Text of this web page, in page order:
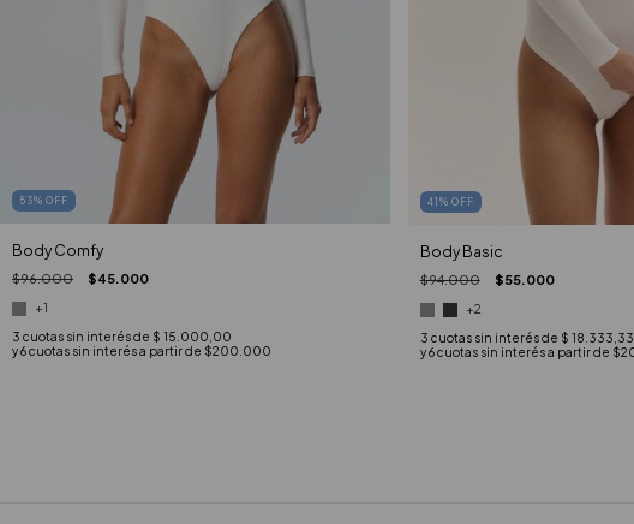
53% OFF
Body Comfy
$96.000 $45.000
+1
3 cuotas sin interés de $ 15.000,00
41 % OFF
Body Basic
$94.000 $55.000
+2
3 cuotas sin interés de $ 18.333,33